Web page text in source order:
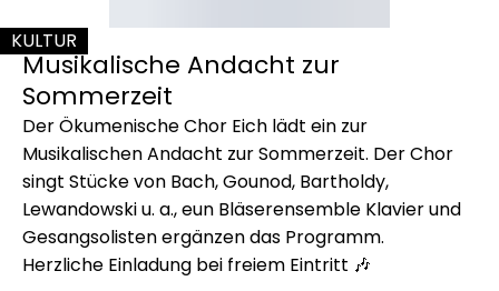
KULTUR
KATEGORIE: KULTUR
Musikalische Andacht zur
Sommerzeit
Der Ökumenische Chor Eich lädt ein zur
Musikalischen Andacht zur Sommerzeit. Der Chor
singt Stücke von Bach, Gounod, Bartholdy,
Lewandowski u. a., eun Bläserensemble Klavier und
Gesangsolisten ergänzen das Programm.
Herzliche Einladung bei freiem Eintritt 🎶